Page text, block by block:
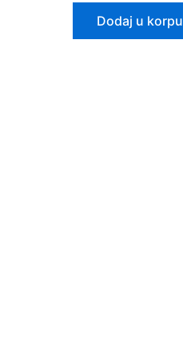
Dodaj u korpu